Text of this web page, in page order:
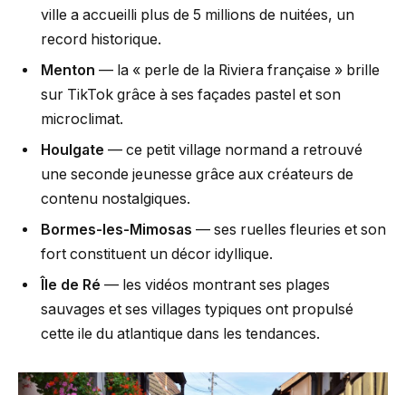
ville a accueilli plus de 5 millions de nuitées, un
record historique.
Menton — la « perle de la Riviera française » brille
sur TikTok grâce à ses façades pastel et son
microclimat.
Houlgate — ce petit village normand a retrouvé
une seconde jeunesse grâce aux créateurs de
contenu nostalgiques.
Bormes-les-Mimosas — ses ruelles fleuries et son
fort constituent un décor idyllique.
Île de Ré — les vidéos montrant ses plages
sauvages et ses villages typiques ont propulsé
cette ile du atlantique dans les tendances.